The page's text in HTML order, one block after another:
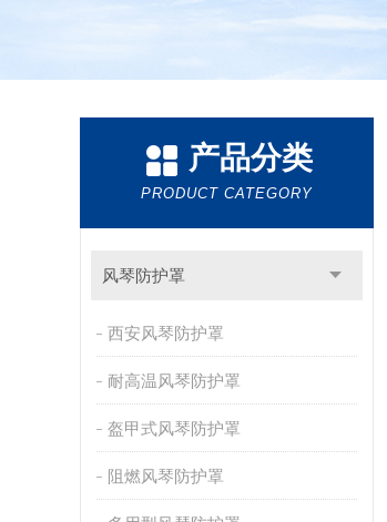
产品分类
PRODUCT CATEGORY
风琴防护罩
西安风琴防护罩
耐高温风琴防护罩
盔甲式风琴防护罩
阻燃风琴防护罩